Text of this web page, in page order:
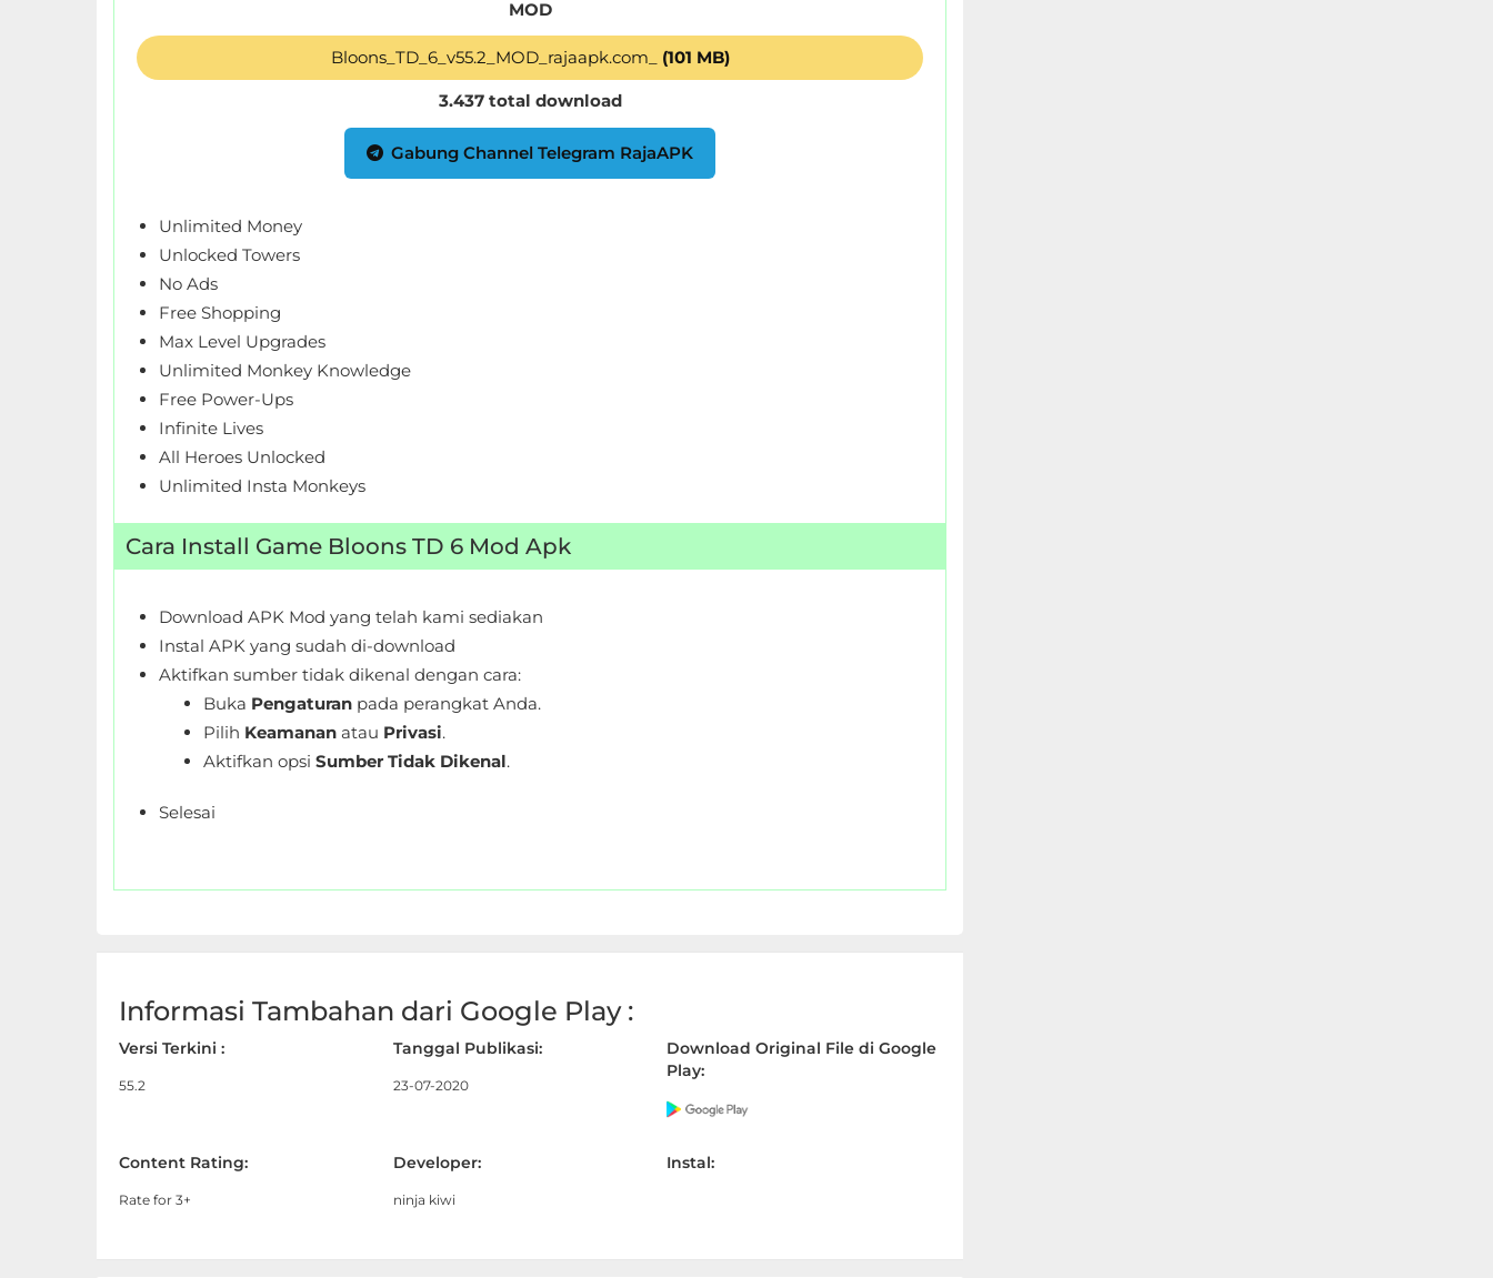
Personalisasi
MOD
Bloons_TD_6_v55.2_MOD_rajaapk.com_ (101 MB)
3.437 total download
Gabung Channel Telegram RajaAPK
Unlimited Money
Unlocked Towers
No Ads
Free Shopping
Max Level Upgrades
Unlimited Monkey Knowledge
Free Power-Ups
Infinite Lives
All Heroes Unlocked
Unlimited Insta Monkeys
Cara Install Game Bloons TD 6 Mod Apk
Download APK Mod yang telah kami sediakan
Instal APK yang sudah di-download
Aktifkan sumber tidak dikenal dengan cara:
Buka Pengaturan pada perangkat Anda.
Pilih Keamanan atau Privasi.
Aktifkan opsi Sumber Tidak Dikenal.
Selesai
Informasi Tambahan dari Google Play :
Versi Terkini :
55.2
Tanggal Publikasi:
23-07-2020
Download Original File di Google
Play:
Content Rating:
Rate for 3+
Developer:
ninja kiwi
Instal: